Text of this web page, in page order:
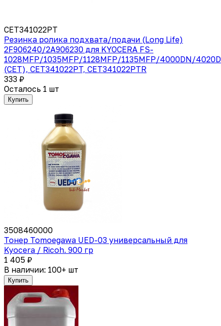
CET341022PT
Резинка ролика подхвата/подачи (Long Life)
2F906240/2А906230 для KYOCERA FS-
1028MFP/1035MFP/1128MFP/1135MFP/4000DN/
(CET), CET341022PT, CET341022PTR
333 ₽
Осталось 1 шт
Купить
3508460000
Тонер Tomoegawa UED-03 универсальный для
Kyocera / Ricoh. 900 гр
1 405 ₽
В наличии: 100+ шт
Купить